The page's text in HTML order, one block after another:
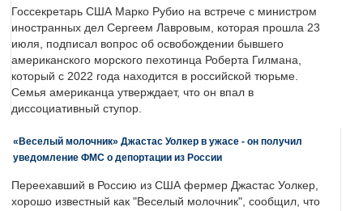
Госсекретарь США Марко Рубио на встрече с министром
иностранных дел Сергеем Лавровым, которая прошла 23
июля, подписал вопрос об освобождении бывшего
американского морского пехотинца Роберта Гилмана,
который с 2022 года находится в российской тюрьме.
Семья американца утверждает, что он впал в
диссоциативный ступор.
«Веселый молочник» Джастас Уолкер в ужасе - он получил
уведомление ФМС о депортации из России
Переехавший в Россию из США фермер Джастас Уолкер,
хорошо известный как "Веселый молочник", сообщил, что